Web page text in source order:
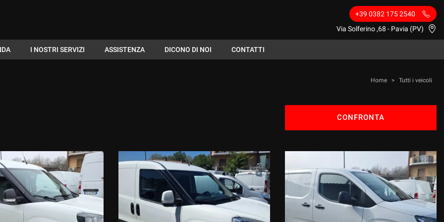
+39 0382 175 2540
Via Solferino ,68 - Pavia (PV)
I NOSTRI SERVIZI ASSISTENZA DICONO DI NOI CONTATTI
Home > Tutti i veicoli
CONFRONTA